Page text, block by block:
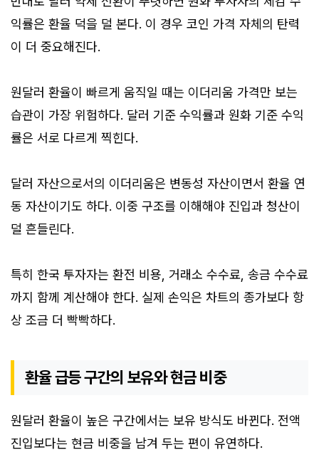
익률은 환율 덕을 덜 본다. 이 경우 코인 가격 자체의 탄력
이 더 중요해진다.
원달러 환율이 빠르게 움직일 때는 이더리움 가격만 보는
습관이 가장 위험하다. 달러 기준 수익률과 원화 기준 수익
률은 서로 다르게 찍힌다.
달러 자산으로서의 이더리움은 변동성 자산이면서 환율 연
동 자산이기도 하다. 이중 구조를 이해해야 진입과 청산이
덜 흔들린다.
특히 한국 투자자는 환전 비용, 거래소 수수료, 송금 수수료
까지 함께 계산해야 한다. 실제 손익은 차트의 종가보다 항
상 조금 더 빡빡하다.
환율 급등 구간의 보유와 현금 비중
원달러 환율이 높은 구간에서는 보유 방식도 바뀐다. 전액
진입보다는 현금 비중을 남겨 두는 편이 유연하다.